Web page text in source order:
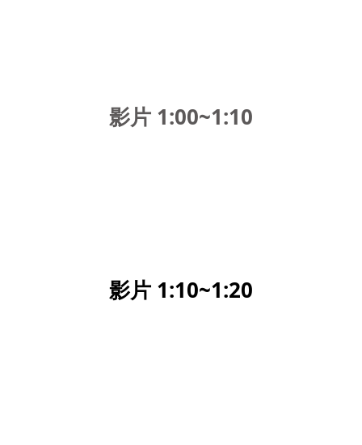
影片 1:00~1:10
影片 1:10~1:20